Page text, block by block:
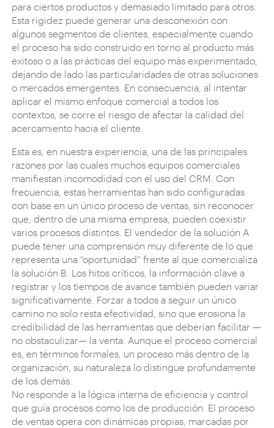
para ciertos productos y demasiado limitado para otros.
Esta rigidez puede generar una desconexión con
algunos segmentos de clientes, especialmente cuando
el proceso ha sido construido en torno al producto más
exitoso o a las prácticas del equipo más experimentado,
dejando de lado las particularidades de otras soluciones
o mercados emergentes. En consecuencia, al intentar
aplicar el mismo enfoque comercial a todos los
contextos, se corre el riesgo de afectar la calidad del
acercamiento hacia el cliente.
Esta es, en nuestra experiencia, una de las principales
razones por las cuales muchos equipos comerciales
manifiestan incomodidad con el uso del CRM. Con
frecuencia, estas herramientas han sido configuradas
con base en un único proceso de ventas, sin reconocer
que, dentro de una misma empresa, pueden coexistir
varios procesos distintos. El vendedor de la solución A
puede tener una comprensión muy diferente de lo que
representa una “oportunidad” frente al que comercializa
la solución B. Los hitos críticos, la información clave a
registrar y los tiempos de avance también pueden variar
significativamente. Forzar a todos a seguir un único
camino no solo resta efectividad, sino que erosiona la
credibilidad de las herramientas que deberían facilitar —
no obstaculizar— la venta. Aunque el proceso comercial
es, en términos formales, un proceso más dentro de la
organización, su naturaleza lo distingue profundamente
de los demás.
No responde a la lógica interna de eficiencia y control
que guía procesos como los de producción. El proceso
de ventas opera con dinámicas propias, marcadas por